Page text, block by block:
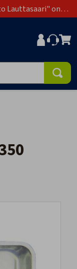
Lauttasaari" on